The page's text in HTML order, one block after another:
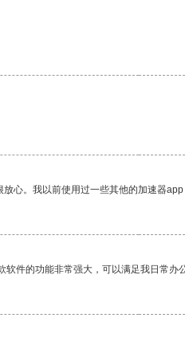
心。我以前使用过一些其他的加速器
件的功能非常强大，可以满足我日常办